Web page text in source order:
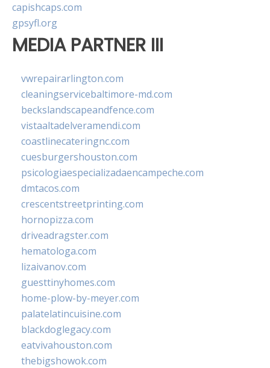
capishcaps.com
gpsyfl.org
MEDIA PARTNER III
vwrepairarlington.com
cleaningservicebaltimore-md.com
beckslandscapeandfence.com
vistaaltadelveramendi.com
coastlinecateringnc.com
cuesburgershouston.com
psicologiaespecializadaencampeche.com
dmtacos.com
crescentstreetprinting.com
hornopizza.com
driveadragster.com
hematologa.com
lizaivanov.com
guesttinyhomes.com
home-plow-by-meyer.com
palatelatincuisine.com
blackdoglegacy.com
eatvivahouston.com
thebigshowok.com